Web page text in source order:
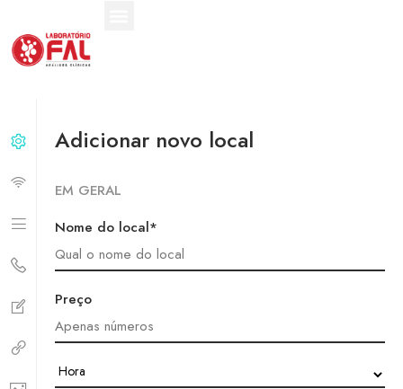
Adicionar novo local
EM GERAL
Nome do local*
Preço